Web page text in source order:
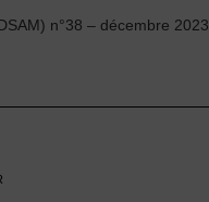
n°38 – décembre 2023